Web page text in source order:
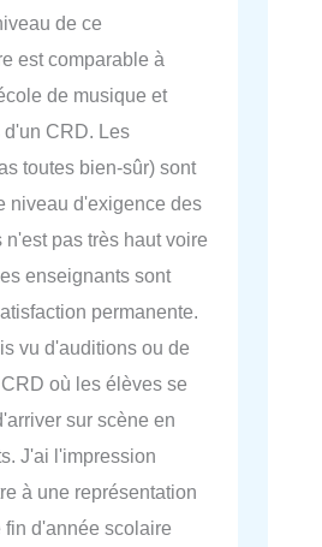
de ce
est comparable à
de musique et
CRD. Les
toutes bien-sûr) sont
niveau d'exigence des
pas très haut voire
enseignants sont
permanente.
vu d'auditions ou de
où les élèves se
sur scène en
J'ai l'impression
à une représentation
fin d'année scolaire